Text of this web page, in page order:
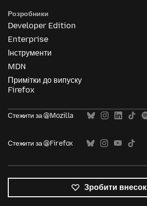
Розробники
Developer Edition
Enterprise
Інструменти
MDN
Примітки до випуску
Firefox
Стежити за @Mozilla
Стежити за @Firefox
Зробити внесок